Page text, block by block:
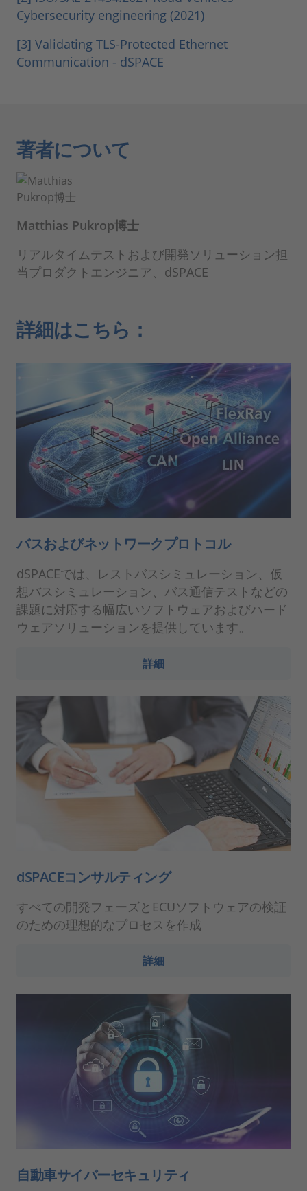
Cybersecurity engineering (2021)
[3] Validating TLS-Protected Ethernet
Communication - dSPACE
著者について
Matthias Pukrop博士
リアルタイムテストおよび開発ソリューション担
当プロダクトエンジニア、dSPACE
詳細はこちら：
バスおよびネットワークプロトコル
dSPACEでは、レストバスシミュレーション、仮
想バスシミュレーション、バス通信テストなどの
課題に対応する幅広いソフトウェアおよびハード
ウェアソリューションを提供しています。
詳細
dSPACEコンサルティング
すべての開発フェーズとECUソフトウェアの検証
のための理想的なプロセスを作成
詳細
自動車サイバーセキュリティ